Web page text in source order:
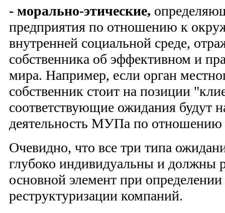
- морально-этические,
предприятия по отношению к
внутренней социальной среде,
собственника об эффективном и
мира. Например, если орган
собственник стоит на позиции
соответствующие ожида­ния будут
деятельность МУПа по отношению
Очевидно, что все три типа
глубоко индивидуальны и должны
основной элемент при
реструктуризации компаний.